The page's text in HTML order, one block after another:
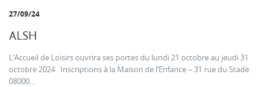
27/09/24
ALSH
L’Accueil de Loisirs ouvrira ses portes du lundi 21 octobre au jeudi 31
octobre 2024 Inscriptions à la Maison de l’Enfance – 31 rue du Stade
08000...